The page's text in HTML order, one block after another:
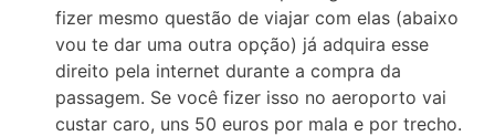
fizer mesmo questão de viajar com elas (abaixo
vou te dar uma outra opção) já adquira esse
direito pela internet durante a compra da
passagem. Se você fizer isso no aeroporto vai
custar caro, uns 50 euros por mala e por trecho.